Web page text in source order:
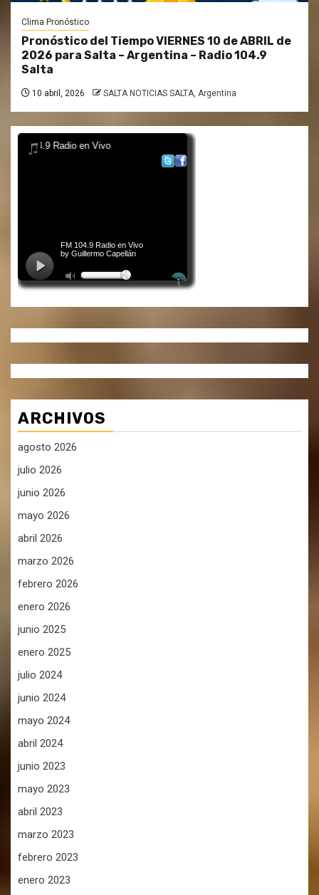
Clima Pronóstico
Pronóstico del Tiempo VIERNES 10 de ABRIL de
2026 para Salta – Argentina – Radio 104.9
Salta
10 abril, 2026 SALTA NOTICIAS SALTA, Argentina
ARCHIVOS
agosto 2026
julio 2026
junio 2026
mayo 2026
abril 2026
marzo 2026
febrero 2026
enero 2026
junio 2025
enero 2025
julio 2024
junio 2024
mayo 2024
abril 2024
junio 2023
mayo 2023
abril 2023
marzo 2023
febrero 2023
enero 2023